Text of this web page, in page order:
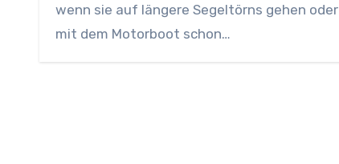
wenn sie auf längere Segeltörns gehen oder
mit dem Motorboot schon…